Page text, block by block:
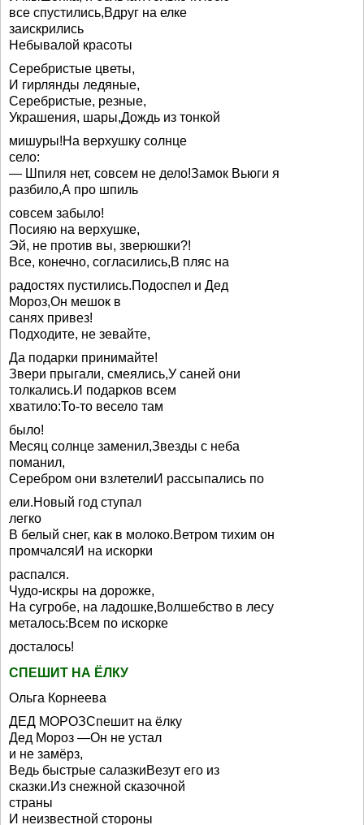
все спустились,Вдруг на елке
заискрились
Небывалой красоты
Серебристые цветы,
И гирлянды ледяные,
Серебристые, резные,
Украшения, шары,Дождь из тонкой
мишуры!На верхушку солнце
село:
— Шпиля нет, совсем не дело!Замок Вьюги я
разбило,А про шпиль
совсем забыло!
Посияю на верхушке,
Эй, не против вы, зверюшки?!
Все, конечно, согласились,В пляс на
радостях пустились.Подоспел и Дед
Мороз,Он мешок в
санях привез!
Подходите, не зевайте,
Да подарки принимайте!
Звери прыгали, смеялись,У саней они
толкались.И подарков всем
хватило:То-то весело там
было!
Месяц солнце заменил,Звезды с неба
поманил,
Серебром они взлетелиИ рассыпались по
ели.Новый год ступал
легко
В белый снег, как в молоко.Ветром тихим он
промчалсяИ на искорки
распался.
Чудо-искры на дорожке,
На сугробе, на ладошке,Волшебство в лесу
металось:Всем по искорке
досталось!
СПЕШИТ НА ЁЛКУ
Ольга Корнеева
ДЕД МОРОЗСпешит на ёлку
Дед Мороз —Он не устал
и не замёрз,
Ведь быстрые салазкиВезут его из
сказки.Из снежной сказочной
страны
И неизвестной стороны